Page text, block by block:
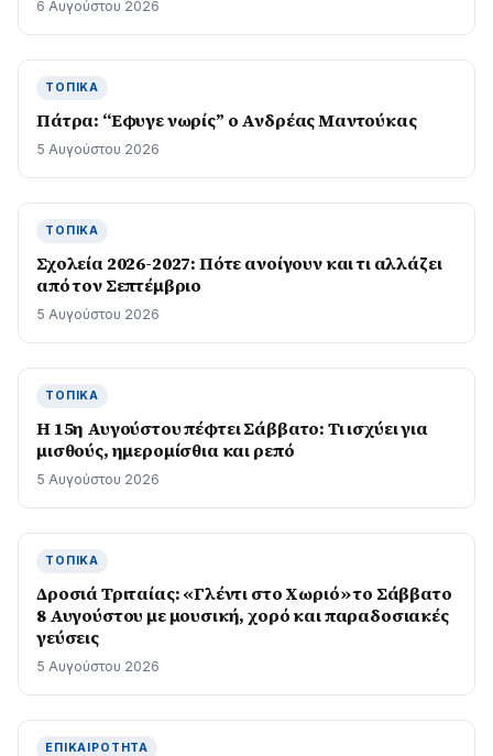
6 Αυγούστου 2026
ΤΟΠΙΚΆ
Πάτρα: “Εφυγε νωρίς” ο Ανδρέας Μαντούκας
5 Αυγούστου 2026
ΤΟΠΙΚΆ
Σχολεία 2026-2027: Πότε ανοίγουν και τι αλλάζει
από τον Σεπτέμβριο
5 Αυγούστου 2026
ΤΟΠΙΚΆ
Η 15η Αυγούστου πέφτει Σάββατο: Τι ισχύει για
μισθούς, ημερομίσθια και ρεπό
5 Αυγούστου 2026
ΤΟΠΙΚΆ
Δροσιά Τριταίας: «Γλέντι στο Χωριό» το Σάββατο
8 Αυγούστου με μουσική, χορό και παραδοσιακές
γεύσεις
5 Αυγούστου 2026
ΕΠΙΚΑΙΡΌΤΗΤΑ